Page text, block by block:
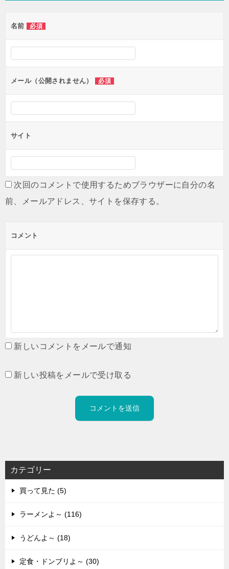
名前 必須
メール（公開されません） 必須
サイト
次回のコメントで使用するためブラウザーに自分の名
前、メールアドレス、サイトを保存する。
コメント
新しいコメントをメールで通知
新しい投稿をメールで受け取る
カテゴリー
買って見た (5)
ラーメンよ～ (116)
うどんよ～ (18)
定食・ドンブリよ～ (30)